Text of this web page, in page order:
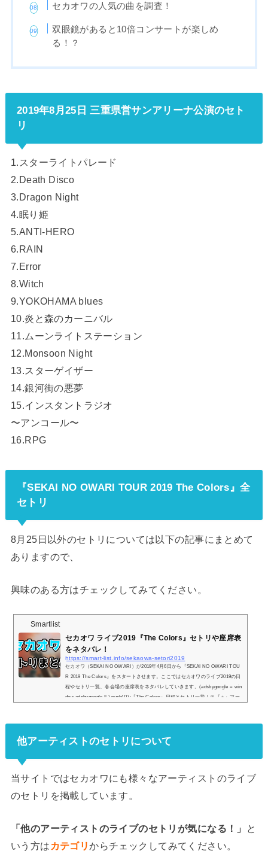
セカオワの人気の曲を調査！
双眼鏡があると10倍コンサートが楽しめ
る！？
2019年8月25日 三重県営サンアリーナ公演のセト
リ
1.スターライトパレード
2.Death Disco
3.Dragon Night
4.眠り姫
5.ANTI-HERO
6.RAIN
7.Error
8.Witch
9.YOKOHAMA blues
10.炎と森のカーニバル
11.ムーンライトステーション
12.Monsoon Night
13.スターゲイザー
14.銀河街の悪夢
15.インスタントラジオ
〜アンコール〜
16.RPG
『SEKAI NO OWARI TOUR 2019 The Colors』全
セトリ
8月25日以外のセトリについては以下の記事にまとめて
ありますので、
興味のある方はチェックしてみてください。
Smartlist
セカオワ ライブ2019『The Colors』セトリや座席表
をネタバレ！
https://smart-list.info/sekaowa-setori2019
セカオワ（SEKAI NO OWARI）が2019年4月6日から『SEKAI NO OWARI TOU
R 2019 The Colors』をスタートさせます。ここではセカオワのライブ2019の日
程やセトリ一覧、各会場の座席表をネタバレしていきます。(adsbygoogle = win
dow.adsbygoogle || ).push({});『The Colors』日程とセトリ一覧！※『＋』マー
ン...
他アーティストのセトリについて
当サイトではセカオワにも様々なアーティストのライブ
のセトリを掲載しています。
「他のアーティストのライブのセトリが気になる！」
と
いう方は カテゴリからチェックしてみてください。